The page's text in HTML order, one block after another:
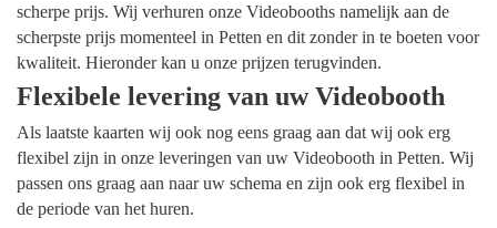
scherpe prijs. Wij verhuren onze Videobooths namelijk aan de
scherpste prijs momenteel in Petten en dit zonder in te boeten voor
kwaliteit. Hieronder kan u onze prijzen terugvinden.
Flexibele levering van uw Videobooth
Als laatste kaarten wij ook nog eens graag aan dat wij ook erg
flexibel zijn in onze leveringen van uw Videobooth in Petten. Wij
passen ons graag aan naar uw schema en zijn ook erg flexibel in
de periode van het huren.